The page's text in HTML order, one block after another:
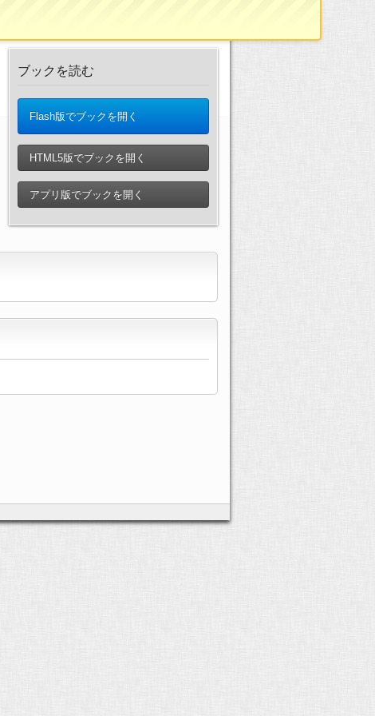
ブックを読む
Flash版でブックを開く
HTML5版でブックを開く
アプリ版でブックを開く